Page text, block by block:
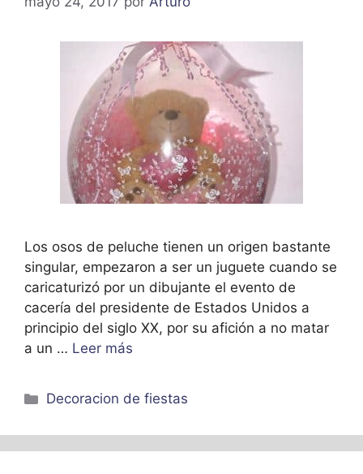
Los osos de peluche tienen un origen bastante
singular, empezaron a ser un juguete cuando se
caricaturizó por un dibujante el evento de
cacería del presidente de Estados Unidos a
principio del siglo XX, por su afición a no matar
a un … Leer más
Categorías
Decoracion de fiestas